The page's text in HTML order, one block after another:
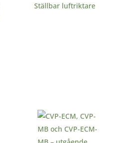
Ställbar luftriktare